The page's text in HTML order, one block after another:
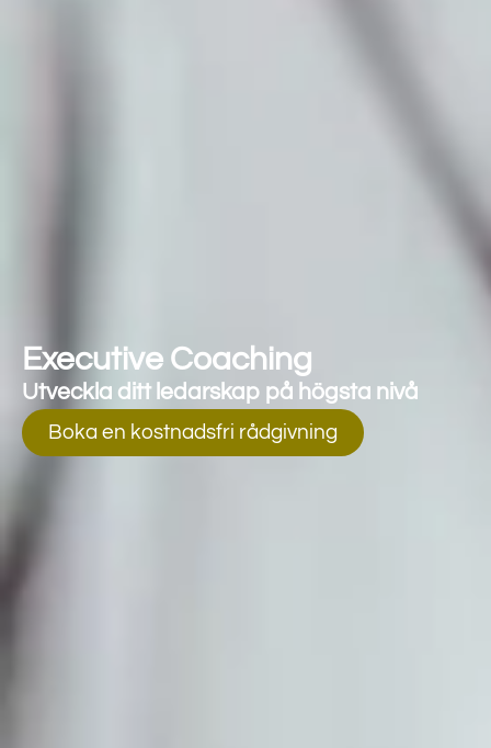
Executive Coaching
Utveckla ditt ledarskap på högsta nivå
Boka en kostnadsfri rådgivning